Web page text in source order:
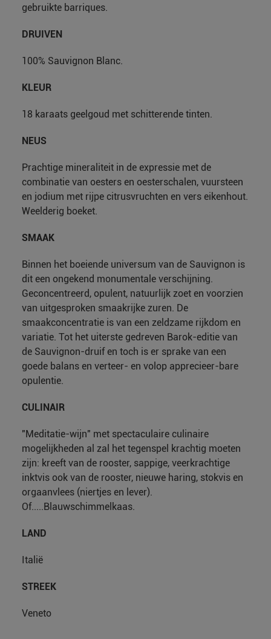
gebruikte barriques.
DRUIVEN
100% Sauvignon Blanc.
KLEUR
18 karaats geelgoud met schitterende tinten.
NEUS
Prachtige mineraliteit in de expressie met de
combinatie van oesters en oesterschalen, vuursteen
en jodium met rijpe citrusvruchten en vers eikenhout.
Weelderig boeket.
SMAAK
Binnen het boeiende universum van de Sauvignon is
dit een ongekend monumentale verschijning.
Geconcentreerd, opulent, natuurlijk zoet en voorzien
van uitgesproken smaakrijke zuren. De
smaakconcentratie is van een zeldzame rijkdom en
variatie. Tot het uiterste gedreven Barok-editie van
de Sauvignon-druif en toch is er sprake van een
goede balans en verteer- en volop apprecieer-bare
opulentie.
CULINAIR
"Meditatie-wijn" met spectaculaire culinaire
mogelijkheden al zal het tegenspel krachtig moeten
zijn: kreeft van de rooster, sappige, veerkrachtige
inktvis ook van de rooster, nieuwe haring, stokvis en
orgaanvlees (niertjes en lever).
Of.....Blauwschimmelkaas.
LAND
Italië
STREEK
Veneto